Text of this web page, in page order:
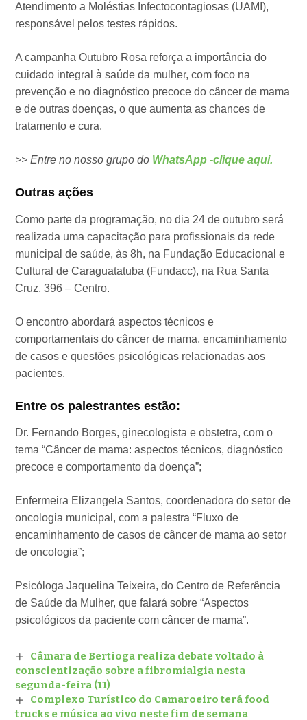
Atendimento a Moléstias Infectocontagiosas (UAMI),
responsável pelos testes rápidos.
A campanha Outubro Rosa reforça a importância do
cuidado integral à saúde da mulher, com foco na
prevenção e no diagnóstico precoce do câncer de mama
e de outras doenças, o que aumenta as chances de
tratamento e cura.
>> Entre no nosso grupo do WhatsApp -clique aqui.
Outras ações
Como parte da programação, no dia 24 de outubro será
realizada uma capacitação para profissionais da rede
municipal de saúde, às 8h, na Fundação Educacional e
Cultural de Caraguatatuba (Fundacc), na Rua Santa
Cruz, 396 – Centro.
O encontro abordará aspectos técnicos e
comportamentais do câncer de mama, encaminhamento
de casos e questões psicológicas relacionadas aos
pacientes.
Entre os palestrantes estão:
Dr. Fernando Borges, ginecologista e obstetra, com o
tema “Câncer de mama: aspectos técnicos, diagnóstico
precoce e comportamento da doença”;
Enfermeira Elizangela Santos, coordenadora do setor de
oncologia municipal, com a palestra “Fluxo de
encaminhamento de casos de câncer de mama ao setor
de oncologia”;
Psicóloga Jaquelina Teixeira, do Centro de Referência
de Saúde da Mulher, que falará sobre “Aspectos
psicológicos da paciente com câncer de mama”.
Câmara de Bertioga realiza debate voltado à
conscientização sobre a fibromialgia nesta
segunda-feira (11)
Complexo Turístico do Camaroeiro terá food
trucks e música ao vivo neste fim de semana